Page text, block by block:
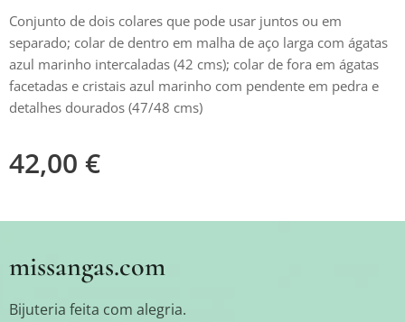
Conjunto de dois colares que pode usar juntos ou em
separado; colar de dentro em malha de aço larga com ágatas
azul marinho intercaladas (42 cms); colar de fora em ágatas
facetadas e cristais azul marinho com pendente em pedra e
detalhes dourados (47/48 cms)
42,00 €
missangas.com
Bijuteria feita com alegria.